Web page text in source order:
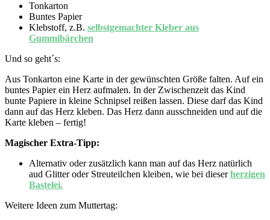
Tonkarton
Buntes Papier
Klebstoff, z.B. selbstgemachter Kleber aus
Gummibärchen
Und so geht´s:
Aus Tonkarton eine Karte in der gewünschten Größe falten. Auf ein
buntes Papier ein Herz aufmalen. In der Zwischenzeit das Kind
bunte Papiere in kleine Schnipsel reißen lassen. Diese darf das Kind
dann auf das Herz kleben. Das Herz dann ausschneiden und auf die
Karte kleben – fertig!
Magischer Extra-Tipp:
Alternativ oder zusätzlich kann man auf das Herz natürlich
aud Glitter oder Streuteilchen kleiben, wie bei dieserherzigen
Bastelei.
Weitere Ideen zum Muttertag: